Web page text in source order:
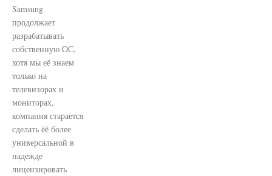
Samsung
продолжает
разрабатывать
собственную ОС,
хотя мы её знаем
только на
телевизорах и
мониторах,
компания старается
сделать ёё более
универсальной в
надежде
лицензировать